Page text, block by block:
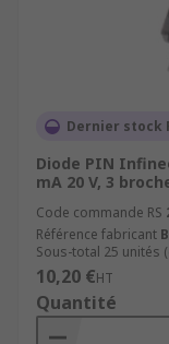
Dernier stock
Diode PIN
mA 20 V, 3
Code commande RS
Référence fabricant
Sous-total 25 unités
10,20 €HT
Quantité